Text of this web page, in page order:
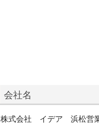
会社名
株式会社 イデア 浜松営